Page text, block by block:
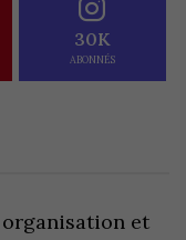
30K
ABONNÉS
et